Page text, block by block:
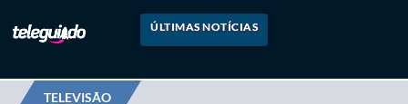
ÚLTIMAS NOTÍCIAS
TELEVISÃO